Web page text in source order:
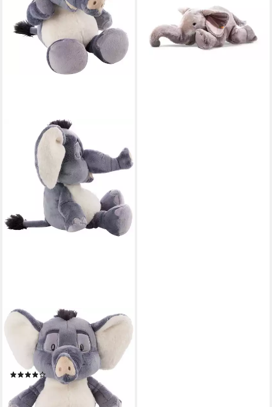
Kuscheltier Wild Friends,
Elefant El-Flora, 35 cm
schlenkernd
(1)
ab 16,27 € UVP27,99 €
-42%
lieferbar - in 2-3 Werktagen bei dir